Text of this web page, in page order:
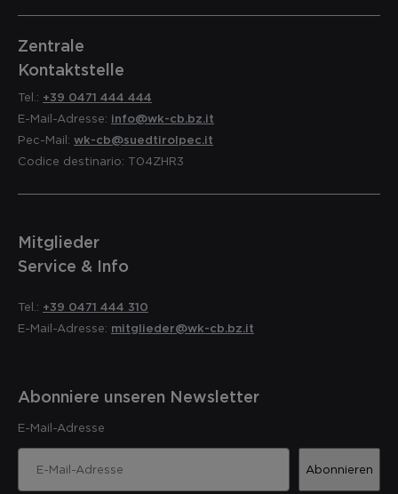
Zentrale
Kontaktstelle
Tel.: +39 0471 444 444
E-Mail-Adresse: info@wk-cb.bz.it
Pec-Mail: wk-cb@suedtirolpec.it
Codice destinario: T04ZHR3
Mitglieder
Service & Info
Tel.: +39 0471 444 310
E-Mail-Adresse: mitglieder@wk-cb.bz.it
Abonniere unseren Newsletter
E-Mail-Adresse
Abonnieren